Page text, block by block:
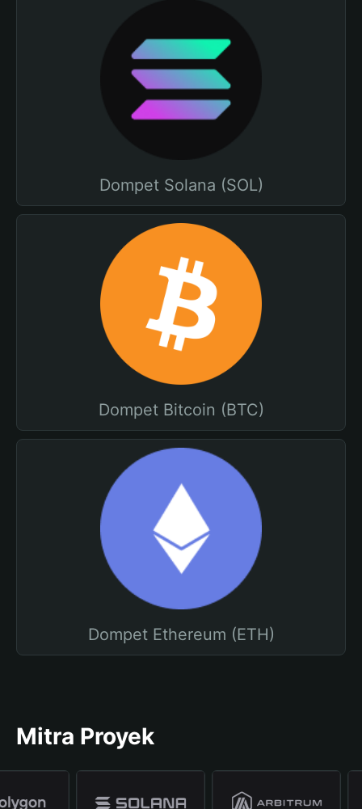
Dompet Solana (SOL)
Dompet Bitcoin (BTC)
Dompet Ethereum (ETH)
Mitra Proyek